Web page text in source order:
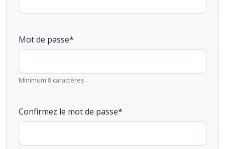
Mot de passe
Minimum 8 caractères
Confirmez le mot de passe